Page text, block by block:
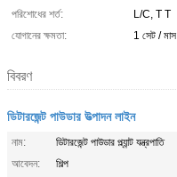
পরিশোধের শর্ত:
L/C, T T
যোগানের ক্ষমতা:
1 সেট / মাস
বিবরণ
ডিটারজেন্ট পাউডার উত্পাদন লাইন
নাম:
ডিটারজেন্ট পাউডার প্ল্যান্ট যন্ত্রপাতি
আবেদন:
শিল্প